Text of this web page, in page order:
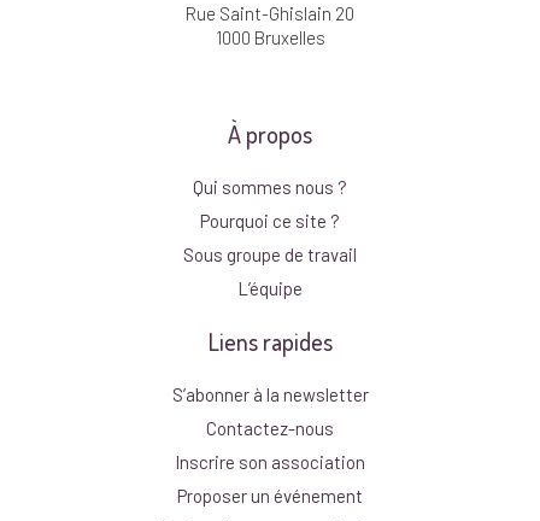
Rue Saint-Ghislain 20
1000 Bruxelles
À propos
Qui sommes nous ?
Pourquoi ce site ?
Sous groupe de travail
L’équipe
Liens rapides
S’abonner à la newsletter
Contactez-nous
Inscrire son association
Proposer un événement